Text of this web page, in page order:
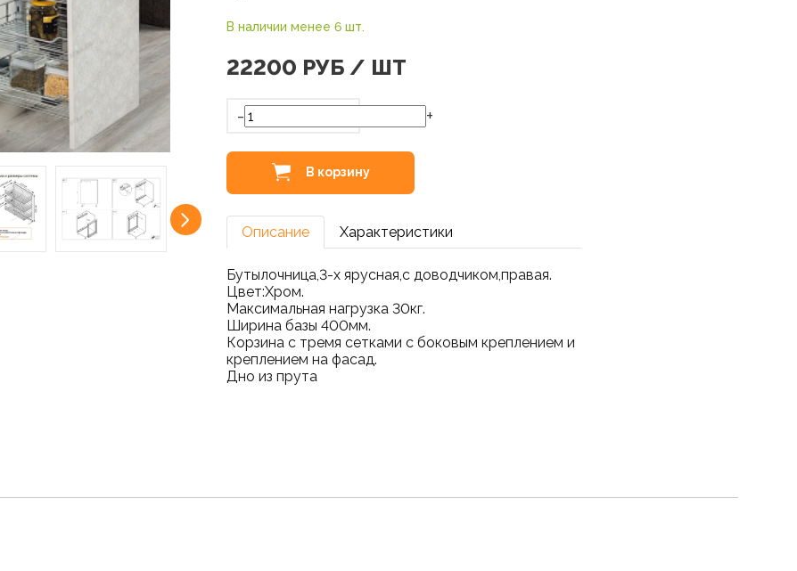
В наличии менее 6 шт.
22200 РУБ / ШТ
- +
В корзину
Описание Характеристики
Бутылочница,3-х ярусная,с доводчиком,правая.
Цвет:Хром.
Максимальная нагрузка 30кг.
Ширина базы 400мм.
Корзина с тремя сетками с боковым креплением и
креплением на фасад.
Дно из прута